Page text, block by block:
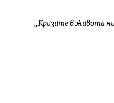
„Кризите в живота